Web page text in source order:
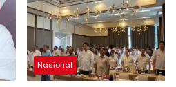
Nasional